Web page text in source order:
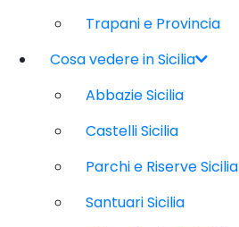
Trapani e Provincia
Cosa vedere in Sicilia
Abbazie Sicilia
Castelli Sicilia
Parchi e Riserve Sicilia
Santuari Sicilia